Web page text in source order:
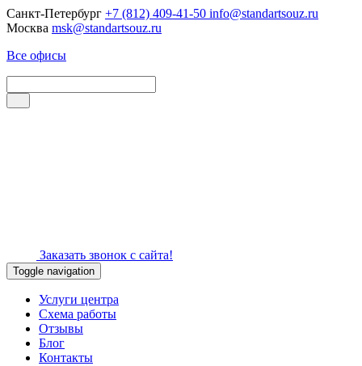
Санкт-Петербург +7 (812) 409-41-50 info@standartsouz.ru
Москва msk@standartsouz.ru
Все офисы
Заказать звонок с сайта!
Toggle navigation
Услуги центра
Схема работы
Отзывы
Блог
Контакты